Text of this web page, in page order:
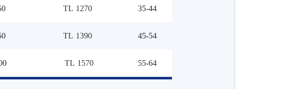
35-44
TL 2350
45-54
TL 2650
55-64
1570 TL